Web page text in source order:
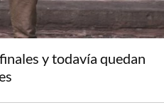
y todavía quedan